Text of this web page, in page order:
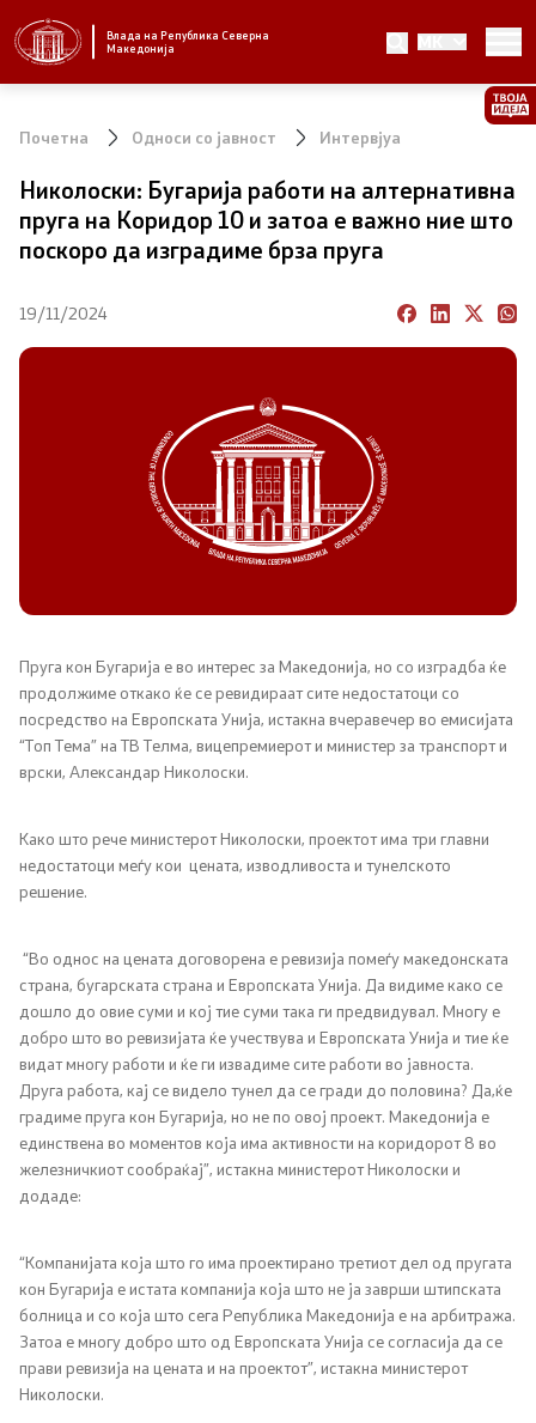
Влада на Република Северна
Македонија
MK
Стратешки приоритети и програма
Завршени планови
Национални стратегии
Претседател на Владата
Канцеларија на Претседателот на Владата
Состав на Владата
Министерства
СОЗР
Комисии
Органи во состав
Национални координатори
Генерален Секретаријат
Односи со јавност
Канцеларија на портпарол
Отворена Влада
Отчетност
Почетна Односи со јавност Интервјуа
Николоски: Бугарија работи на алтернативна
пруга на Коридор 10 и затоа е важно ние што
поскоро да изградиме брза пруга
19/11/2024
Пруга кон Бугарија е во интерес за Македонија, но со изградба ќе
продолжиме откако ќе се ревидираат сите недостатоци со
посредство на Европската Унија, истакна вчеравечер во емисијата
“Топ Тема” на ТВ Телма, вицепремиерот и министер за транспорт и
врски, Александар Николоски.
Како што рече министерот Николоски, проектот има три главни
недостатоци меѓу кои цената, изводливоста и тунелското
решение.
“Во однос на цената договорена e ревизија помеѓу македонската
страна, бугарската страна и Европската Унија. Да видиме како се
дошло до овие суми и кој тие суми така ги предвидувал. Многу е
добро што во ревизијата ќе учествува и Европската Унија и тие ќе
видат многу работи и ќе ги извадиме сите работи во јавноста.
Друга работа, кај се видело тунел да се гради до половина? Да,ќе
градиме пруга кон Бугарија, но не по овој проект. Македонија е
единствена во моментов која има активности на коридорот 8 во
железничкиот сообраќај”, истакна министерот Николоски и
додаде:
“Компанијата која што го има проектирано третиот дел од пругата
кон Бугарија е истата компанија која што не ја заврши штипската
болница и со која што сега Република Македонија е на арбитража.
Затоа е многу добро што од Европската Унија се согласија да се
прави ревизија на цената и на проектот”, истакна министерот
Николоски.